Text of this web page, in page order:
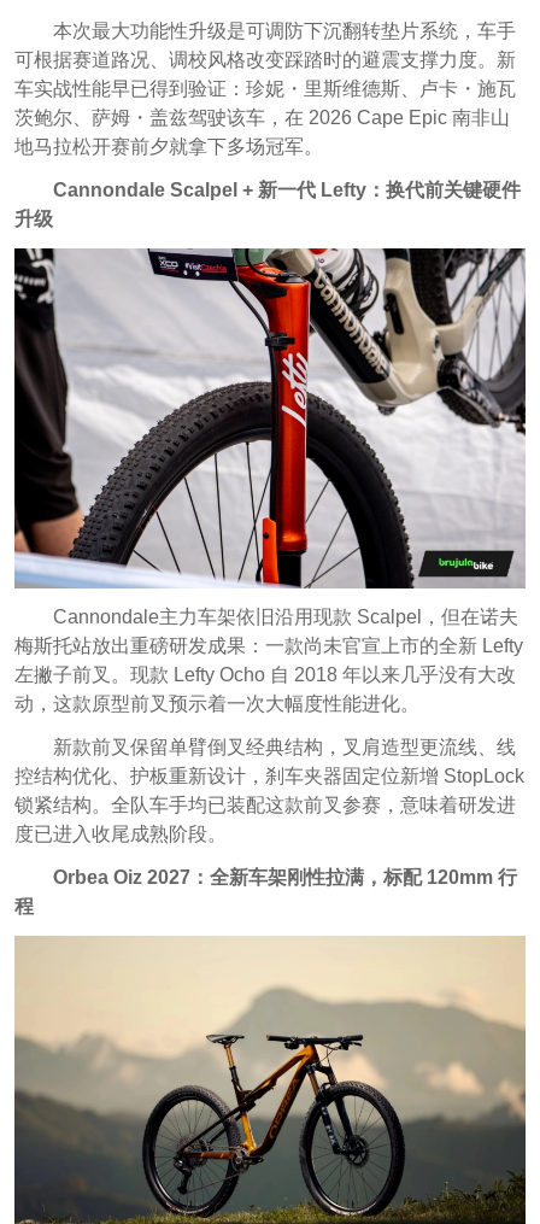
本次最大功能性升级是可调防下沉翻转垫片系统，车手
可根据赛道路况、调校风格改变踩踏时的避震支撑力度。新
车实战性能早已得到验证：珍妮・里斯维德斯、卢卡・施瓦
茨鲍尔、萨姆・盖兹驾驶该车，在 2026 Cape Epic 南非山
地马拉松开赛前夕就拿下多场冠军。
Cannondale Scalpel + 新一代 Lefty：换代前关键硬件
升级
Cannondale主力车架依旧沿用现款 Scalpel，但在诺夫
梅斯托站放出重磅研发成果：一款尚未官宣上市的全新 Lefty
左撇子前叉。现款 Lefty Ocho 自 2018 年以来几乎没有大改
动，这款原型前叉预示着一次大幅度性能进化。
新款前叉保留单臂倒叉经典结构，叉肩造型更流线、线
控结构优化、护板重新设计，刹车夹器固定位新增 StopLock
锁紧结构。全队车手均已装配这款前叉参赛，意味着研发进
度已进入收尾成熟阶段。
Orbea Oiz 2027：全新车架刚性拉满，标配 120mm 行
程